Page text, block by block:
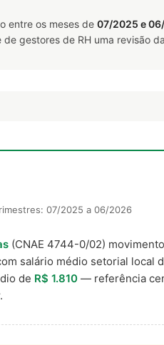
entre os meses de 07/2025 e
gestores de RH uma revisão
07/2025 a 06/2026
(CNAE 4744-0/02)
salário médio setorial local
de R$ 1.810 — referência